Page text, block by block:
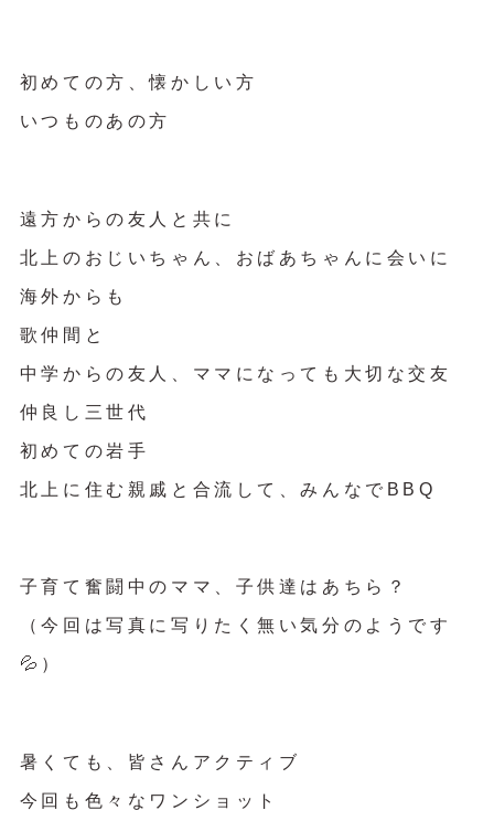
初めての方、懐かしい方
いつものあの方
遠方からの友人と共に
北上のおじいちゃん、おばあちゃんに会いに
海外からも
歌仲間と
中学からの友人、ママになっても大切な交友
仲良し三世代
初めての岩手
北上に住む親戚と合流して、みんなでBBQ
子育て奮闘中のママ、子供達はあちら？
（今回は写真に写りたく無い気分のようです
💦）
暑くても、皆さんアクティブ
今回も色々なワンショット